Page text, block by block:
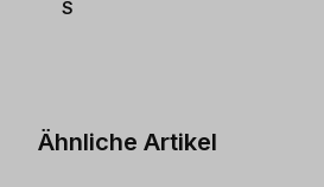
S
Ähnliche Artikel